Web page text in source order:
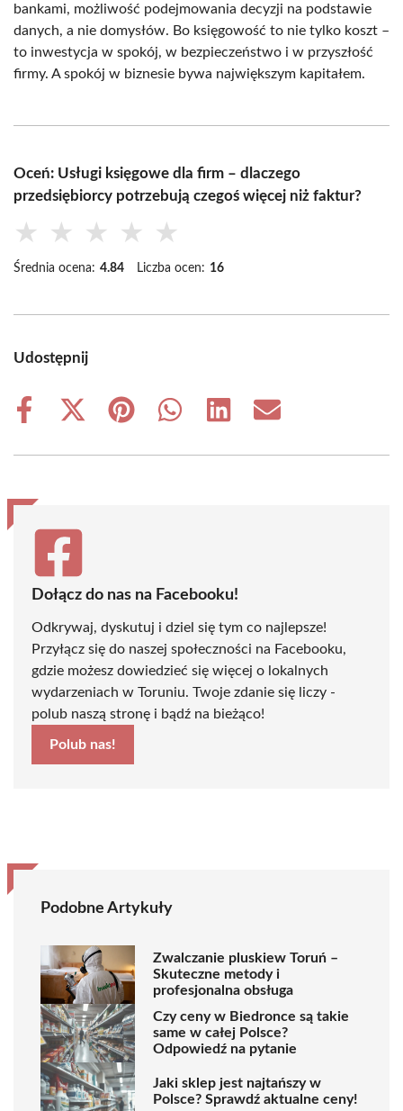
bankami, możliwość podejmowania decyzji na podstawie
danych, a nie domysłów. Bo księgowość to nie tylko koszt –
to inwestycja w spokój, w bezpieczeństwo i w przyszłość
firmy. A spokój w biznesie bywa największym kapitałem.
Oceń: Usługi księgowe dla firm – dlaczego
przedsiębiorcy potrzebują czegoś więcej niż faktur?
★ ★ ★ ★ ★
Średnia ocena: 4.84 Liczba ocen: 16
Udostępnij
Share
Share
(Twitter)
Share
Share
Share
Share
Dołącz do nas na Facebooku!
Odkrywaj, dyskutuj i dziel się tym co najlepsze!
Przyłącz się do naszej społeczności na Facebooku,
gdzie możesz dowiedzieć się więcej o lokalnych
wydarzeniach w Toruniu. Twoje zdanie się liczy -
polub naszą stronę i bądź na bieżąco!
Polub nas!
Podobne Artykuły
Zwalczanie pluskiew Toruń –
Skuteczne metody i
profesjonalna obsługa
Czy ceny w Biedronce są takie
same w całej Polsce?
Odpowiedź na pytanie
Jaki sklep jest najtańszy w
Polsce? Sprawdź aktualne ceny!